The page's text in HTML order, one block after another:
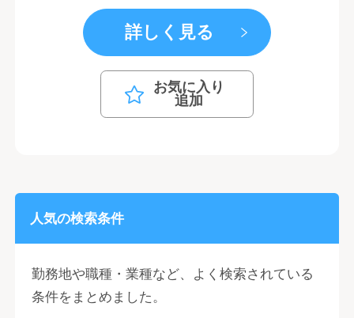
詳しく見る
お気に入り
追加
人気の検索条件
勤務地や職種・業種など、よく検索されている
条件をまとめました。